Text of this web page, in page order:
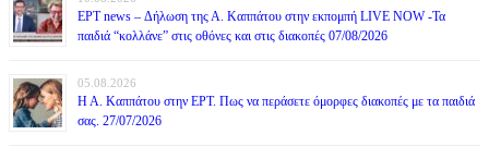
ΕΡΤ news – Δήλωση της Α. Καππάτου στην εκπομπή LIVE NOW -Τα
παιδιά “κολλάνε” στις οθόνες και στις διακοπές 07/08/2026
05.08.2026
Η Α. Καππάτου στην ΕΡΤ. Πως να περάσετε όμορφες διακοπές με τα παιδιά
σας. 27/07/2026